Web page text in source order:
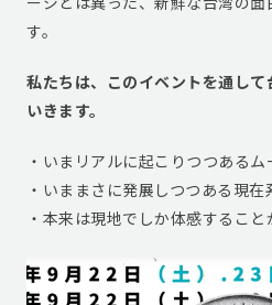
す。
私たちは、このイベントを通し
いきます。
・いまリアルに起こりつつある
・いままさに発展しつつある現
・本来は現地でしか体感するこ